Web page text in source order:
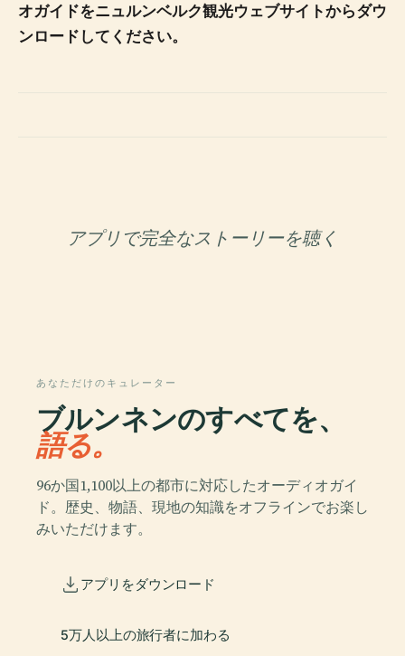
オガイドをニュルンベルク観光ウェブサイトからダウ
ンロードしてください。
アプリで完全なストーリーを聴く
あなただけのキュレーター
ブルンネンのすべてを、
語る。
96か国1,100以上の都市に対応したオーディオガイ
ド。歴史、物語、現地の知識をオフラインでお楽し
みいただけます。
アプリをダウンロード
5万人以上の旅行者に加わる